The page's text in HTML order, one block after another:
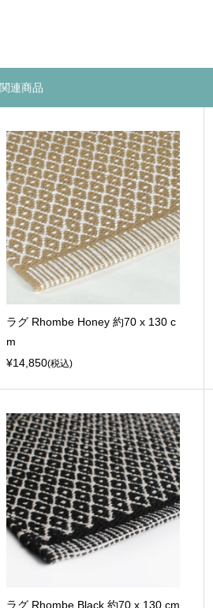
連商品
ラグ Rhombe Honey 約70 x 130 c
m
¥14,850(税込)
ラグ Rhombe Black 約70 x 130 cm